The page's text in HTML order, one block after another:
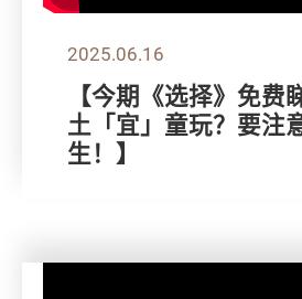
2025.06.16
【今期《选择》免费
土「宜」童玩？要注
生！】